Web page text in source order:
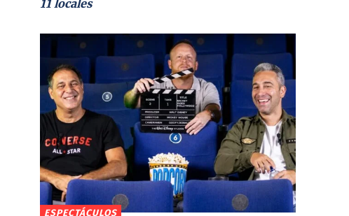
11 locales
ESPECTÁCULOS